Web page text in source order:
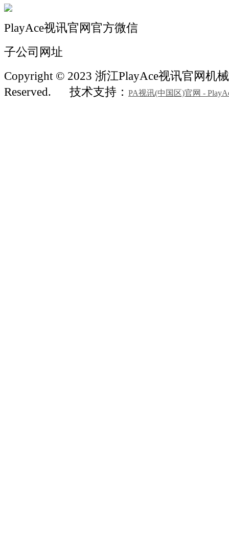
PlayAce视讯官网官方微信
子公司网址
Copyright © 2023 浙江PlayAce视讯官网机
Reserved.
技术支持： PA视讯(中国区)官网 -